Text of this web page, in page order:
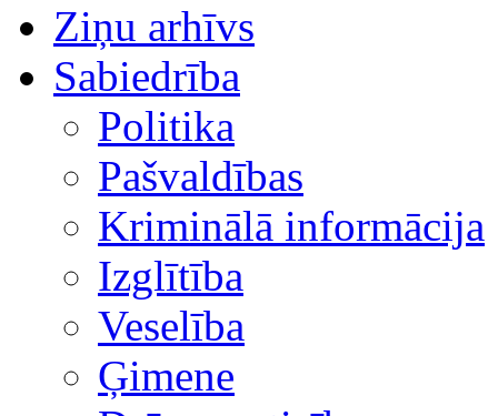
Ziņu arhīvs
Sabiedrība
Politika
Pašvaldības
Kriminālā informācija
Izglītība
Veselība
Ģimene